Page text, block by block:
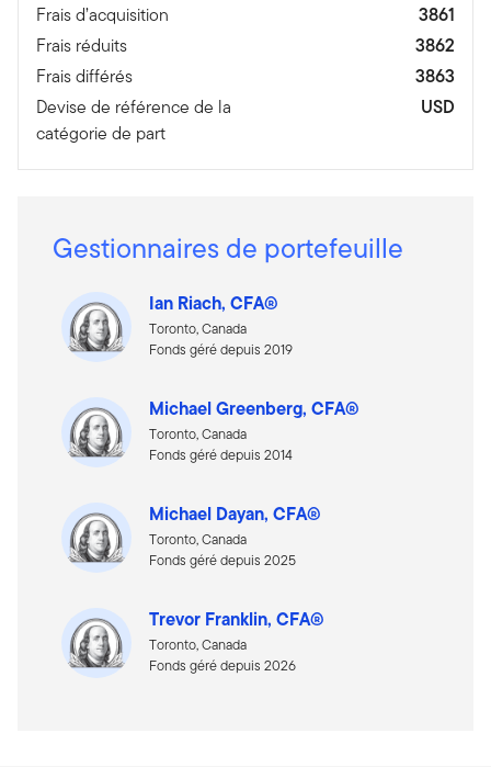
Frais d’acquisition
3861
Frais réduits
3862
Frais différés
3863
Devise de référence de la
catégorie de part
USD
Gestionnaires de portefeuille
Ian Riach, CFA®
Toronto, Canada
Fonds géré depuis 2019
Michael Greenberg, CFA®
Toronto, Canada
Fonds géré depuis 2014
Michael Dayan, CFA®
Toronto, Canada
Fonds géré depuis 2025
Trevor Franklin, CFA®
Toronto, Canada
Fonds géré depuis 2026